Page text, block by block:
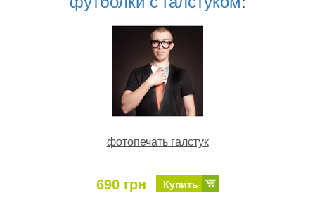
фотопечать галстук
690 грн Купить